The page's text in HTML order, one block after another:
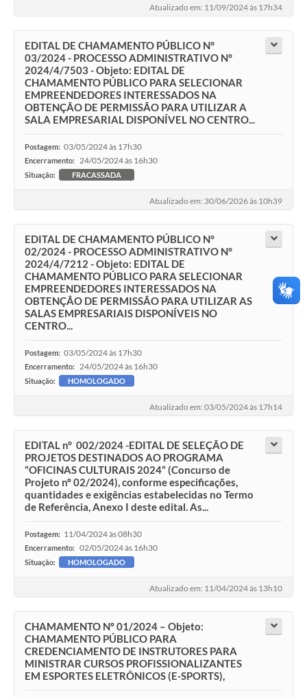
Atualizado em: 11/09/2024 às 17h34
EDITAL DE CHAMAMENTO PÚBLICO N°
03/2024 - PROCESSO ADMINISTRATIVO N°
2024/4/7503 - Objeto: EDITAL DE
CHAMAMENTO PÚBLICO PARA SELECIONAR
EMPREENDEDORES INTERESSADOS NA
OBTENÇÃO DE PERMISSÃO PARA UTILIZAR A
SALA EMPRESARIAL DISPONÍVEL NO CENTRO...
Postagem: 03/05/2024 às 17h30
Encerramento: 24/05/2024 às 16h30
Situação: FRACASSADA
Atualizado em: 30/06/2026 às 10h39
EDITAL DE CHAMAMENTO PÚBLICO N°
02/2024 - PROCESSO ADMINISTRATIVO N°
2024/4/7212 - Objeto: EDITAL DE
CHAMAMENTO PÚBLICO PARA SELECIONAR
EMPREENDEDORES INTERESSADOS NA
OBTENÇÃO DE PERMISSÃO PARA UTILIZAR AS
SALAS EMPRESARIAIS DISPONÍVEIS NO
CENTRO...
Postagem: 03/05/2024 às 17h30
Encerramento: 24/05/2024 às 16h30
Situação: HOMOLOGADO
Atualizado em: 03/05/2024 às 17h14
EDITAL n° 002/2024 -EDITAL DE SELEÇÃO DE
PROJETOS DESTINADOS AO PROGRAMA
“OFICINAS CULTURAIS 2024” (Concurso de
Projeto nº 02/2024), conforme especificações,
quantidades e exigências estabelecidas no Termo
de Referência, Anexo I deste edital. As...
Postagem: 11/04/2024 às 08h30
Encerramento: 02/05/2024 às 16h30
Situação: HOMOLOGADO
Atualizado em: 11/04/2024 às 13h10
CHAMAMENTO Nº 01/2024 – Objeto:
CHAMAMENTO PÚBLICO PARA
CREDENCIAMENTO DE INSTRUTORES PARA
MINISTRAR CURSOS PROFISSIONALIZANTES
EM ESPORTES ELETRÔNICOS (E-SPORTS),